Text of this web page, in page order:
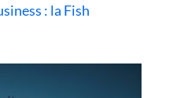
: la Fish